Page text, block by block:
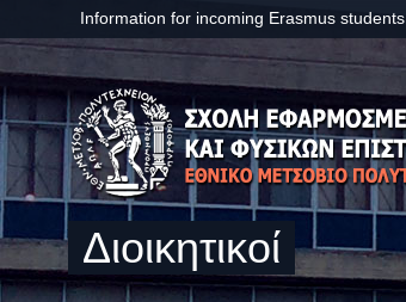
Information for incoming Erasmus students
Διοικητικοί